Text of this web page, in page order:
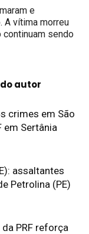
e
A vítima morreu
sendo
autor
crimes em São
em Sertânia
assaltantes
Petrolina (PE)
PRF reforça